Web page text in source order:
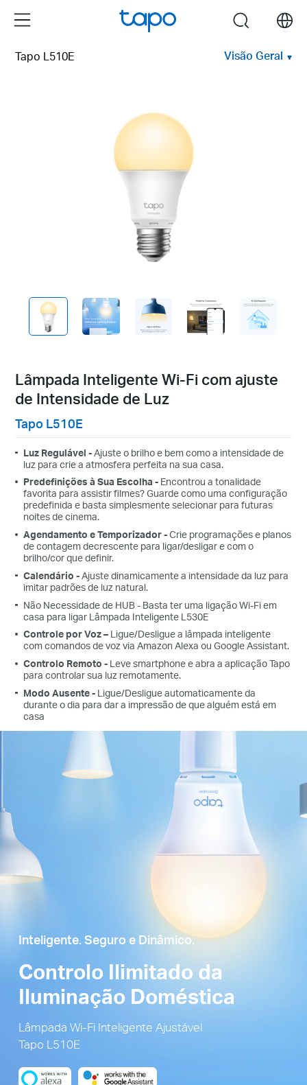
Menu search
Tapo L510E Visão Geral
Lâmpada Inteligente Wi-Fi com ajuste
de Intensidade de Luz
Tapo L510E
Luz Regulável -Ajuste o brilho e bem como a intensidade de
luz para crie a atmosfera perfeita na sua casa.
Predefinições à Sua Escolha - Encontrou a tonalidade
favorita para assistir filmes? Guarde como uma configuração
predefinida e basta simplesmente selecionar para futuras
noites de cinema.
Agendamento e Temporizador -Crie programações e planos
de contagem decrescente para ligar/desligar e com o
brilho/cor que definir.
Calendário -Ajuste dinamicamente a intensidade da luz para
imitar padrões de luz natural.
Não Necessidade de HUB - Basta ter uma ligação Wi-Fi em
casa para ligar Lâmpada Inteligente L530E
Controle por Voz – Ligue/Desligue a lâmpada inteligente
com comandos de voz via Amazon Alexa ou Google Assistant.
Controlo Remoto - Leve smartphone e abra a aplicação Tapo
para controlar sua luz remotamente.
Modo Ausente - Ligue/Desligue automaticamente da
durante o dia para dar a impressão de que alguém está em
casa
Inteligente. Seguro e Dinâmico.
Controlo Ilimitado da
Iluminação Doméstica
Lâmpada Wi-Fi Inteligente Ajustável
Tapo L510E